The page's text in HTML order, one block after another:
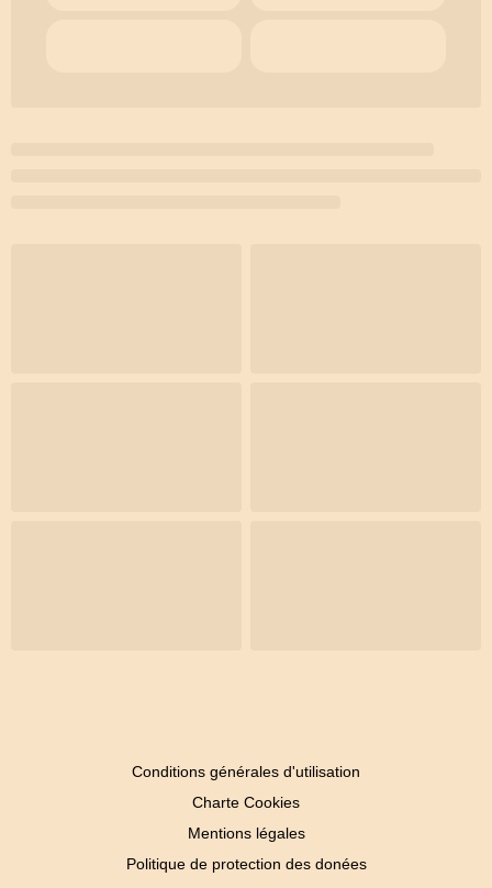
Conditions générales d'utilisation
Charte Cookies
Mentions légales
Politique de protection des donées